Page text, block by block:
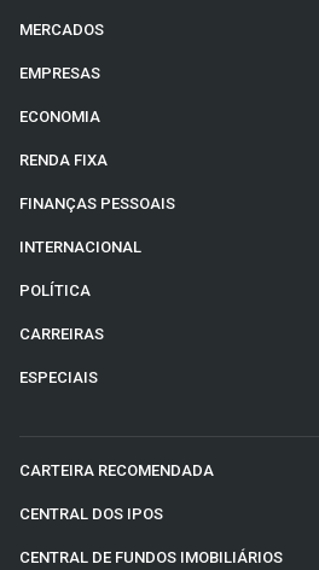
MERCADOS
EMPRESAS
ECONOMIA
RENDA FIXA
FINANÇAS PESSOAIS
INTERNACIONAL
POLÍTICA
CARREIRAS
ESPECIAIS
CARTEIRA RECOMENDADA
CENTRAL DOS IPOS
CENTRAL DE FUNDOS IMOBILIÁRIOS